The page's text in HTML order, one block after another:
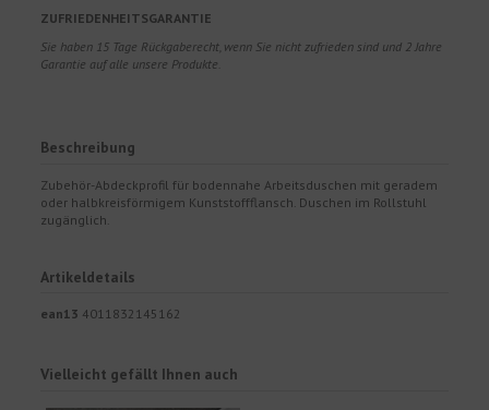
ZUFRIEDENHEITSGARANTIE
Sie haben 15 Tage Rückgaberecht, wenn Sie nicht zufrieden sind und 2 Jahre
Garantie auf alle unsere Produkte.
Beschreibung
Zubehör-Abdeckprofil für bodennahe Arbeitsduschen mit geradem
oder halbkreisförmigem Kunststoffflansch. Duschen im Rollstuhl
zugänglich.
Artikeldetails
ean13 4011832145162
Vielleicht gefällt Ihnen auch